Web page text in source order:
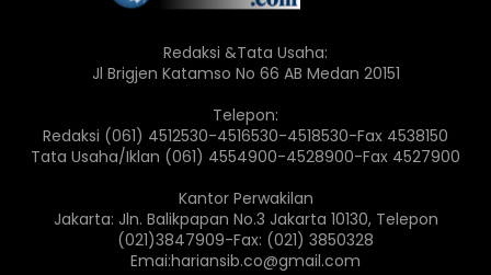
Redaksi &Tata Usaha:
Jl Brigjen Katamso No 66 AB Medan 20151
Telepon:
Redaksi (061) 4512530-4516530-4518530-Fax 4538150
Tata Usaha/Iklan (061) 4554900-4528900-Fax 4527900
Kantor Perwakilan
Jakarta: Jln. Balikpapan No.3 Jakarta 10130, Telepon
(021)3847909-Fax: (021) 3850328
Emai:hariansib.co@gmail.com